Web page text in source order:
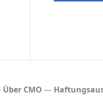
Über CMO